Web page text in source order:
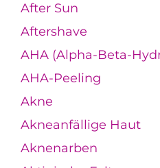
After Sun
Aftershave
AHA (Alpha-Beta-
AHA-Peeling
Akne
Akneanfällige Haut
Aknenarben